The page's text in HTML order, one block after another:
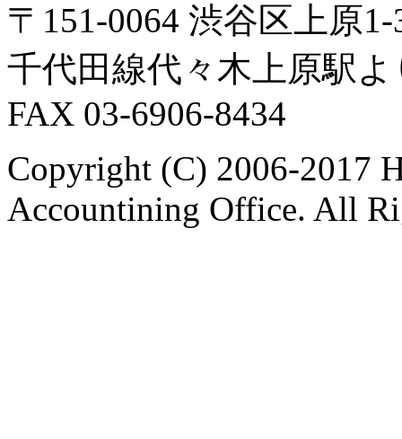
〒151-0064 渋谷区上原
千代田線代々木上原駅
FAX 03-6906-8434
Copyright (C) 2006-2017
Accountining Office. All